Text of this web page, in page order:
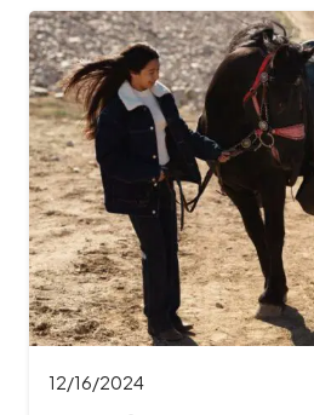
11/26/2024